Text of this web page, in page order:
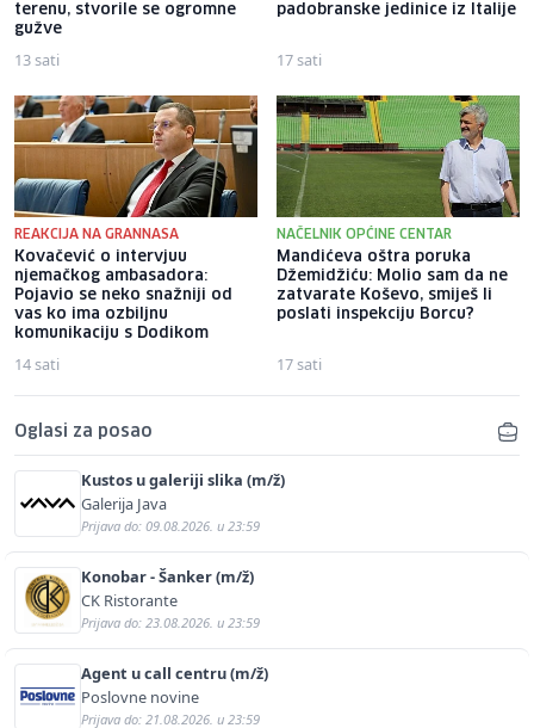
terenu, stvorile se ogromne
gužve
13 sati
padobranske jedinice iz Italije
17 sati
REAKCIJA NA GRANNASA
Kovačević o intervjuu
njemačkog ambasadora:
Pojavio se neko snažniji od
vas ko ima ozbiljnu
komunikaciju s Dodikom
14 sati
NAČELNIK OPĆINE CENTAR
Mandićeva oštra poruka
Džemidžiću: Molio sam da ne
zatvarate Koševo, smiješ li
poslati inspekciju Borcu?
17 sati
Oglasi za posao
Kustos u galeriji slika (m/ž)
Galerija Java
Prijava do: 09.08.2026. u 23:59
Konobar - Šanker (m/ž)
CK Ristorante
Prijava do: 23.08.2026. u 23:59
Agent u call centru (m/ž)
Poslovne novine
Prijava do: 21.08.2026. u 23:59